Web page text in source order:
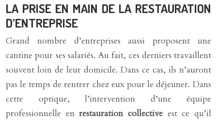
LA PRISE EN MAIN DE LA RESTAURATION
D’ENTREPRISE
Grand nombre d’entreprises aussi proposent une
cantine pour ses salariés. Au fait, ces derniers travaillent
souvent loin de leur domicile. Dans ce cas, ils n’auront
pas le temps de rentrer chez eux pour le déjeuner. Dans
cette optique, l’intervention d’une équipe
professionnelle enrestauration collective est ce qu’il